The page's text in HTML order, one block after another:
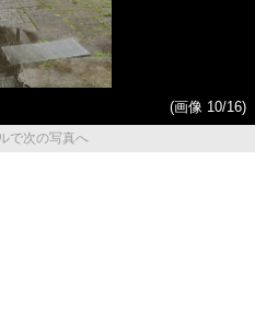
(画像 10/16)
で次の写真へ